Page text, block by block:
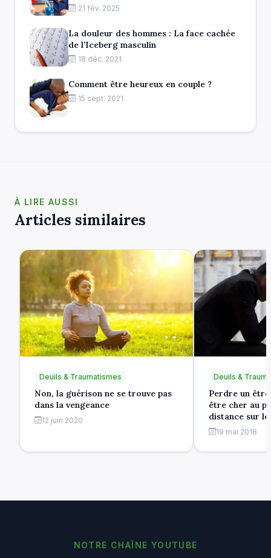
21 fév. 2025
La douleur des hommes : La face cachée
de l’Iceberg masculin
18 déc. 2021
Comment être heureux en couple ?
15 sept. 2021
À LIRE AUSSI
Articles similaires
Deuils & Traumatismes
Non, la guérison ne se trouve pas
dans la vengeance
12 juin 2020
Deuils &
Perdre un
être cher au
distance sur
19 mai 2018
NOTRE CHAÎNE YOUTUBE